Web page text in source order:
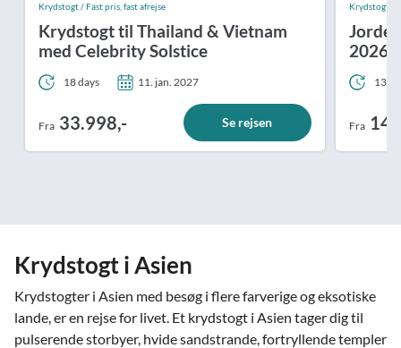
Krydstogt / Fast pris, fast afrejse
Krydstogt til Thailand & Vietnam
med Celebrity Solstice
18 days 11. jan. 2027
Fra 33.998,- Se rejsen
Krydstogt /
2026/
139
Fra
Krydstogt i Asien
Krydstogter i Asien med besøg i flere farverige og eksotiske
lande, er en rejse for livet. Et krydstogt i Asien tager dig til
pulserende storbyer, hvide sandstrande, fortryllende templer